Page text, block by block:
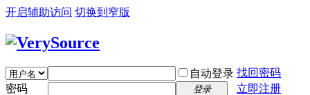
开启辅助访问 切换到窄版
自动登录 找回密码
密码
登录
立即注册